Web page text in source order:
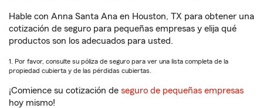
Hable con Anna Santa Ana en Houston, TX para obtener una
cotización de seguro para pequeñas empresas y elija qué
productos son los adecuados para usted.
1. Por favor, consulte su póliza de seguro para ver una lista completa de la
propiedad cubierta y de las pérdidas cubiertas.
¡Comience su cotización de seguro de pequeñas empresas
hoy mismo!